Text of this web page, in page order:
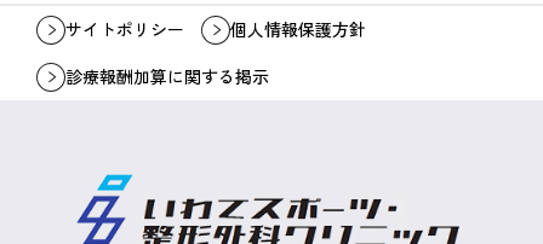
サイトポリシー
個人情報保護方針
診療報酬加算に関する掲示